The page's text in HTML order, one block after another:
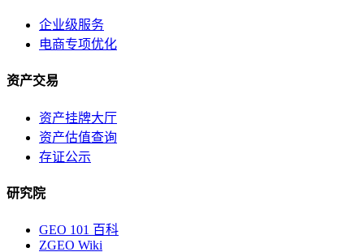
企业级服务
电商专项优化
资产交易
资产挂牌大厅
资产估值查询
存证公示
研究院
GEO 101 百科
ZGEO Wiki